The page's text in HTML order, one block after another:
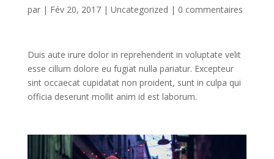
par | Fév 20, 2017| Uncategorized | 0 commentaires
Duis aute irure dolor in reprehenderit in voluptate velit
esse cillum dolore eu fugiat nulla pariatur. Excepteur
sint occaecat cupidatat non proident, sunt in culpa qui
officia deserunt mollit anim id est laborum.